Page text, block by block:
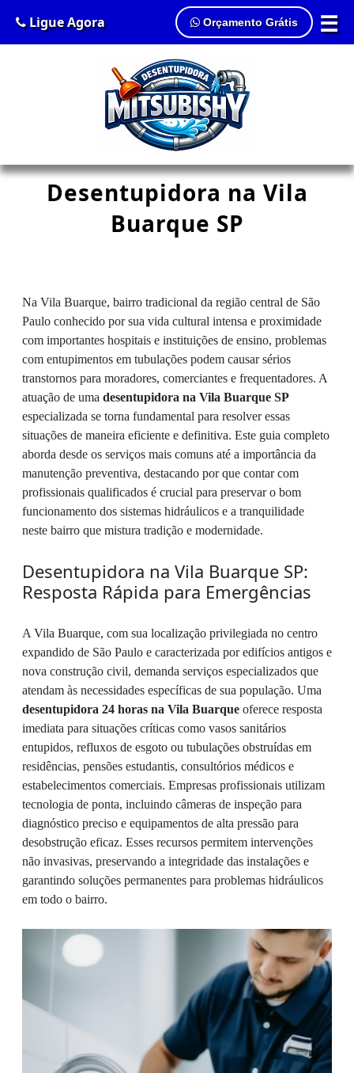
☰
Ligue Agora Orçamento Grátis
Desentupidora na Vila
Buarque SP
Na Vila Buarque, bairro tradicional da região central de São
Paulo conhecido por sua vida cultural intensa e proximidade
com importantes hospitais e instituições de ensino, problemas
com entupimentos em tubulações podem causar sérios
transtornos para moradores, comerciantes e frequentadores. A
atuação de uma desentupidora na Vila Buarque SP
especializada se torna fundamental para resolver essas
situações de maneira eficiente e definitiva. Este guia completo
aborda desde os serviços mais comuns até a importância da
manutenção preventiva, destacando por que contar com
profissionais qualificados é crucial para preservar o bom
funcionamento dos sistemas hidráulicos e a tranquilidade
neste bairro que mistura tradição e modernidade.
Desentupidora na Vila Buarque SP:
Resposta Rápida para Emergências
A Vila Buarque, com sua localização privilegiada no centro
expandido de São Paulo e caracterizada por edifícios antigos e
nova construção civil, demanda serviços especializados que
atendam às necessidades específicas de sua população. Uma
desentupidora 24 horas na Vila Buarque oferece resposta
imediata para situações críticas como vasos sanitários
entupidos, refluxos de esgoto ou tubulações obstruídas em
residências, pensões estudantis, consultórios médicos e
estabelecimentos comerciais. Empresas profissionais utilizam
tecnologia de ponta, incluindo câmeras de inspeção para
diagnóstico preciso e equipamentos de alta pressão para
desobstrução eficaz. Esses recursos permitem intervenções
não invasivas, preservando a integridade das instalações e
garantindo soluções permanentes para problemas hidráulicos
em todo o bairro.